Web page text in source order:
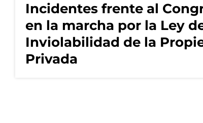
Incidentes frente al
en la marcha por la Ley
Inviolabilidad de la
Privada